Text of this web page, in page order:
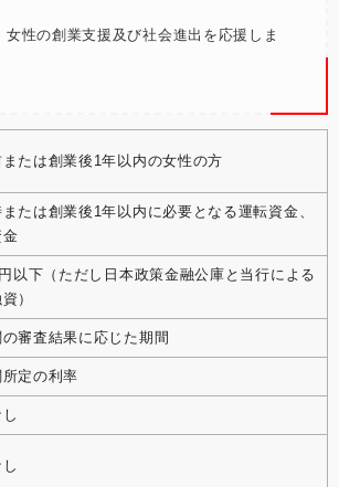
女性の創業支援及び社会進出を応援しま
たは創業後1年以内の女性の方
たは創業後1年以内に必要となる運転資金、
金
以下（ただし日本政策金融公庫と当行による
）
審査結果に応じた期間
定の利率